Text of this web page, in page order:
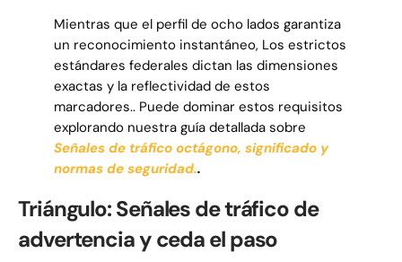
Mientras que el perfil de ocho lados garantiza
un reconocimiento instantáneo, Los estrictos
estándares federales dictan las dimensiones
exactas y la reflectividad de estos
marcadores.. Puede dominar estos requisitos
explorando nuestra guía detallada sobre
Señales de tráfico octágono, significado y
normas de seguridad..
Triángulo: Señales de tráfico de
advertencia y ceda el paso